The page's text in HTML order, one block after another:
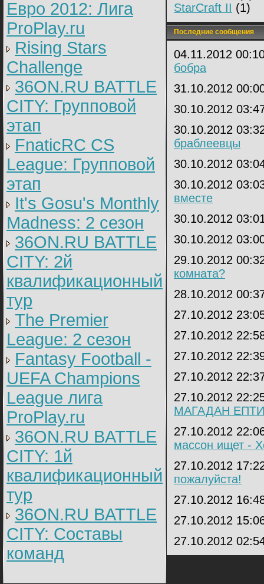
Евро 2012: Лига
ProPlay.ru
Rising Stars
Challenge
36ON.RU BATTLE
CITY: Групповой
этап
FnaticRC CS
League: Групповой
этап
It's Gosu's Monthly
Madness: 2 сезон
36ON.RU BATTLE
CITY: 2й
квалификационный
тур
The Premier
League: 2 cезон
Fantasy Football -
UEFA Champions
League лига
ProPlay.ru
36ON.RU BATTLE
CITY: 1й
квалификационный
тур
36ON.RU BATTLE
CITY: Составы
команд
StarCraft II (1)
Последние сообщения
04.11.2012
бобра
31.10.2012
30.10.2012
30.10.2012
браблеевцы
30.10.2012
30.10.2012
вместе
30.10.2012
30.10.2012
29.10.2012
комната?
28.10.2012
27.10.2012
27.10.2012
27.10.2012
27.10.2012
27.10.2012
МАГАДАН ЕПТИ
27.10.2012
массон ищет -
27.10.2012
пожалуйста!
27.10.2012
27.10.2012
27.10.2012